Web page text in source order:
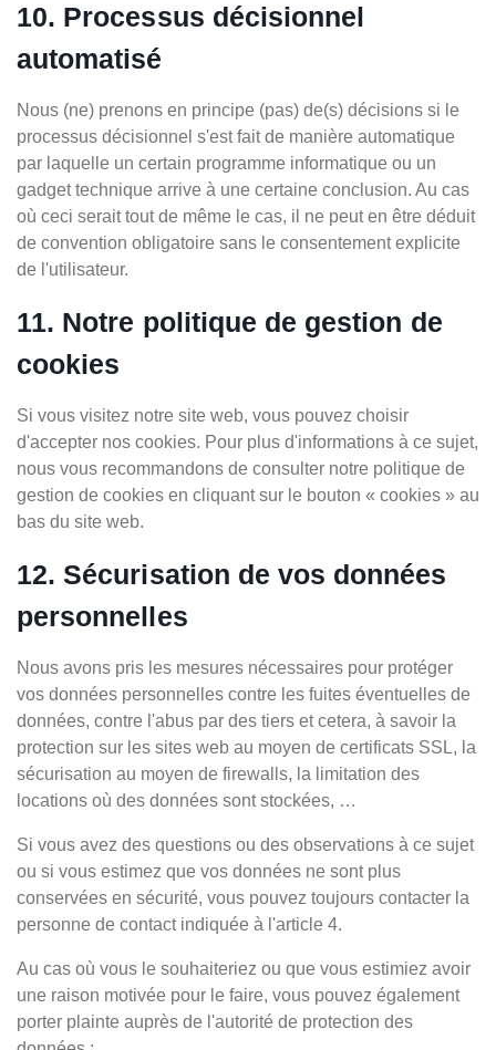
10. Processus décisionnel
automatisé
Nous (ne) prenons en principe (pas) de(s) décisions si le
processus décisionnel s'est fait de manière automatique
par laquelle un certain programme informatique ou un
gadget technique arrive à une certaine conclusion. Au cas
où ceci serait tout de même le cas, il ne peut en être déduit
de convention obligatoire sans le consentement explicite
de l'utilisateur.
11. Notre politique de gestion de
cookies
Si vous visitez notre site web, vous pouvez choisir
d'accepter nos cookies. Pour plus d'informations à ce sujet,
nous vous recommandons de consulter notre politique de
gestion de cookies en cliquant sur le bouton « cookies » au
bas du site web.
12. Sécurisation de vos données
personnelles
Nous avons pris les mesures nécessaires pour protéger
vos données personnelles contre les fuites éventuelles de
données, contre l'abus par des tiers et cetera, à savoir la
protection sur les sites web au moyen de certificats SSL, la
sécurisation au moyen de firewalls, la limitation des
locations où des données sont stockées, …
Si vous avez des questions ou des observations à ce sujet
ou si vous estimez que vos données ne sont plus
conservées en sécurité, vous pouvez toujours contacter la
personne de contact indiquée à l'article 4.
Au cas où vous le souhaiteriez ou que vous estimiez avoir
une raison motivée pour le faire, vous pouvez également
porter plainte auprès de l'autorité de protection des